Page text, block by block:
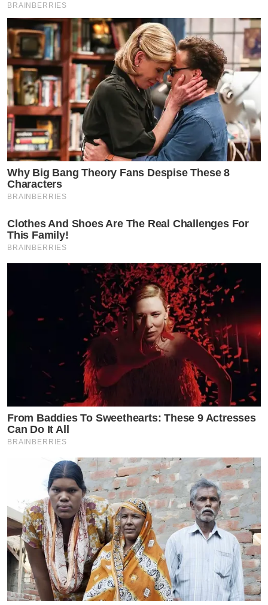
BRAINBERRIES
Why Big Bang Theory Fans Despise These 8
Characters
BRAINBERRIES
Clothes And Shoes Are The Real Challenges For
This Family!
BRAINBERRIES
From Baddies To Sweethearts: These 9 Actresses
Can Do It All
BRAINBERRIES